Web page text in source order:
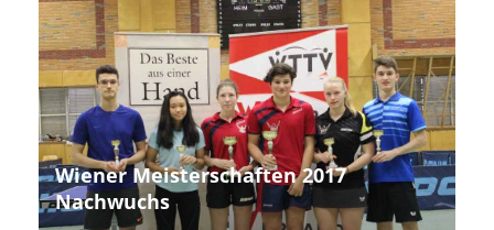
Wiener Meisterschaften 2017
Nachwuchs